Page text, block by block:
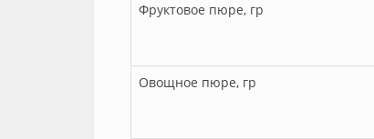
Фруктовое пюре, гр
Овощное пюре, гр